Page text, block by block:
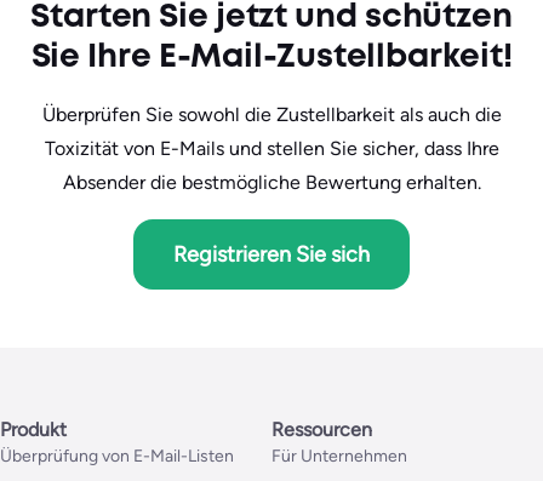
Starten Sie jetzt und schützen
Sie Ihre E-Mail-Zustellbarkeit!
Überprüfen Sie sowohl die Zustellbarkeit als auch die
Toxizität von E-Mails und stellen Sie sicher, dass Ihre
Absender die bestmögliche Bewertung erhalten.
Registrieren Sie sich
Produkt
Überprüfung von E-Mail-Listen
Ressourcen
Für Unternehmen